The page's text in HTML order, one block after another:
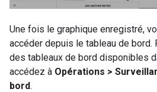
Une fois le graphique enregistré,
accéder depuis le tableau de bord.
des tableaux de bord disponibles
accédez à Opérations >
bord.